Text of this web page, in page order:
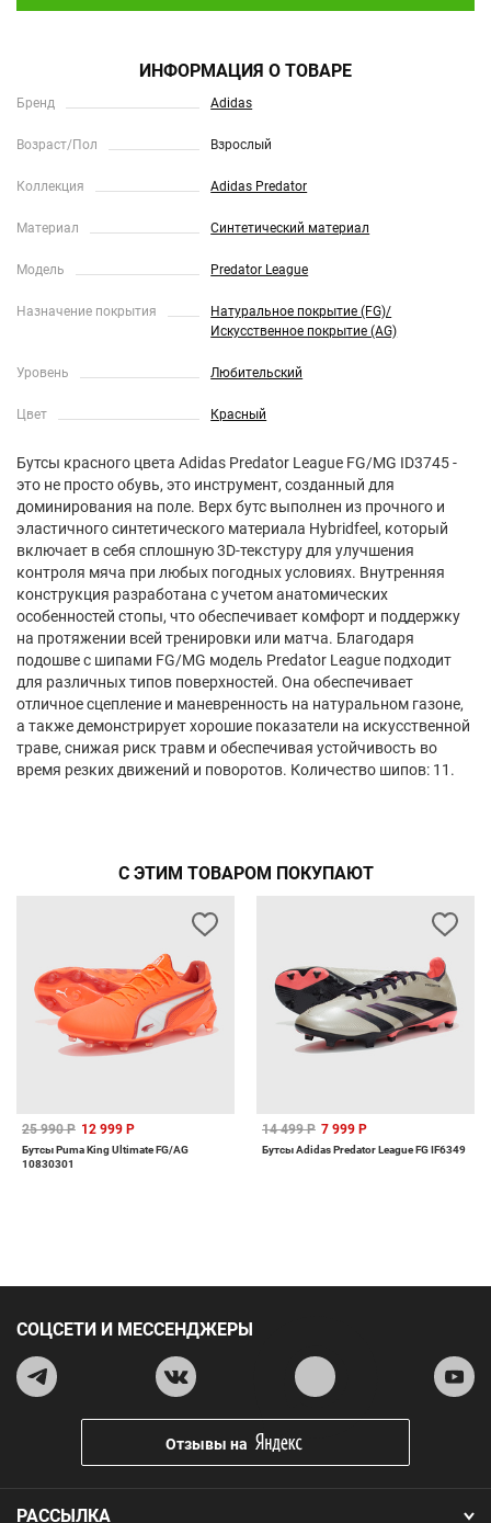
ИНФОРМАЦИЯ О ТОВАРЕ
Бренд Adidas
Возраст/Пол Взрослый
Коллекция Adidas Predator
Материал Синтетический материал
Модель Predator League
Назначение покрытия
Натуральное покрытие (FG)/
Искусственное покрытие (AG)
Уровень Любительский
Цвет Красный
Бутсы красного цвета Adidas Predator League FG/MG ID3745 -
это не просто обувь, это инструмент, созданный для
доминирования на поле. Верх бутс выполнен из прочного и
эластичного синтетического материала Hybridfeel, который
включает в себя сплошную 3D-текстуру для улучшения
контроля мяча при любых погодных условиях. Внутренняя
конструкция разработана с учетом анатомических
особенностей стопы, что обеспечивает комфорт и поддержку
на протяжении всей тренировки или матча. Благодаря
подошве с шипами FG/MG модель Predator League подходит
для различных типов поверхностей. Она обеспечивает
отличное сцепление и маневренность на натуральном газоне,
а также демонстрирует хорошие показатели на искусственной
траве, снижая риск травм и обеспечивая устойчивость во
время резких движений и поворотов. Количество шипов: 11.
С ЭТИМ ТОВАРОМ ПОКУПАЮТ
25 990 Р 12 999 Р
Бутсы Puma King Ultimate FG/AG
10830301
14 499 Р 7 999 Р
Бутсы Adidas Predator League FG IF6349
РАССЫЛКА
СОЦСЕТИ И МЕССЕНДЖЕРЫ
Отзывы на